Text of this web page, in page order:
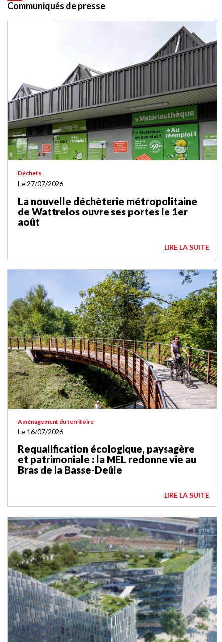
Communiqués de presse
Déchets
Le 27/07/2026
La nouvelle déchèterie métropolitaine
de Wattrelos ouvre ses portes le 1er
août
LIRE LA SUITE
Aménagement du territoire
Le 16/07/2026
Requalification écologique, paysagère
et patrimoniale : la MEL redonne vie au
Bras de la Basse-Deûle
LIRE LA SUITE